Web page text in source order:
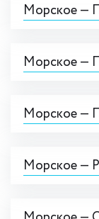
Морское —
Морское —
Морское —
Морское —